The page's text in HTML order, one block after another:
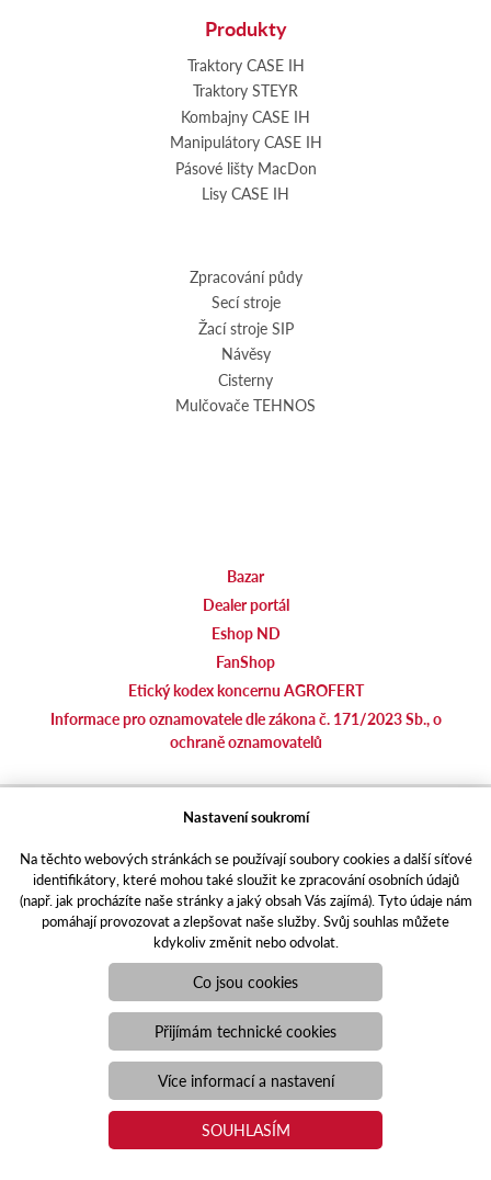
Produkty
Traktory CASE IH
Traktory STEYR
Kombajny CASE IH
Manipulátory CASE IH
Pásové lišty MacDon
Lisy CASE IH
Zpracování půdy
Secí stroje
Žací stroje SIP
Návěsy
Cisterny
Mulčovače TEHNOS
Bazar
Dealer portál
Eshop ND
FanShop
Etický kodex koncernu AGROFERT
Informace pro oznamovatele dle zákona č. 171/2023 Sb., o
ochraně oznamovatelů
Responzivní webPuxdesign | agrics.cz © 2021
Toto jsou internetové stránky společnosti AGRI CS a. s., se sídlem
v Hustopečích, Hybešova 14, PSČ 69301, IČO 26243334,
zapsané v OR vedeném Krajským soudem v Brně, oddíl B, vložka
3582. Společnost AGRI CS a.s. je členem koncernu AGROFERT
řízeného společností AGROFERT, a.s., IČO 26185610, se sídlem
na adrese Pyšelská 2327/2, Chodov, 149 00 Praha 4.
agrotec.cz
portal.caseklub.cz
shop.agrics.cz
traktorbazar.cz
eshop.agrics.cz/cs
a-finance.cz
Nastavení soukromí
Na těchto webových stránkách se používají soubory cookies a další síťové
identifikátory, které mohou také sloužit ke zpracování osobních údajů
(např. jak procházíte naše stránky a jaký obsah Vás zajímá). Tyto údaje nám
pomáhají provozovat a zlepšovat naše služby. Svůj souhlas můžete
kdykoliv změnit nebo odvolat.
Co jsou cookies
Přijímám technické cookies
Více informací a nastavení
SOUHLASÍM